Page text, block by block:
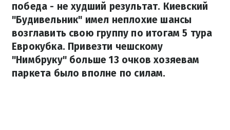
победа - не худший результат. Киевский
"Будивельник" имел неплохие шансы
возглавить свою группу по итогам 5 тура
Еврокубка. Привезти чешскому
"Нимбруку" больше 13 очков хозяевам
паркета было вполне по силам.